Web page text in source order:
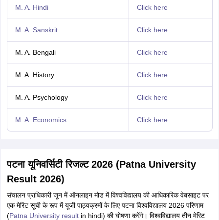
M. A. Hindi Click here
M. A. Sanskrit Click here
M. A. Bengali Click here
M. A. History Click here
M. A. Psychology Click here
M. A. Economics Click here
पटना यूनिवर्सिटी रिजल्ट 2026 (Patna University
Result 2026)
संचालन प्राधिकारी जून में ऑनलाइन मोड में विश्वविद्यालय की आधिकारिक वेबसाइट पर
एक मेरिट सूची के रूप में यूजी पाठ्यक्रमों के लिए पटना विश्वविद्यालय 2026 परिणाम
(Patna University resultin hindi) की घोषणा करेंगे। विश्वविद्यालय तीन मेरिट